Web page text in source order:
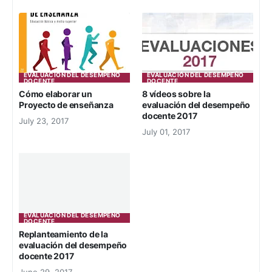
EVALUACIÓN DEL DESEMPEÑO
DOCENTE
Cómo elaborar un
Proyecto de enseñanza
July 23, 2017
EVALUACIÓN DEL DESEMPEÑO
DOCENTE
8 vídeos sobre la
evaluación del desempeño
docente 2017
July 01, 2017
EVALUACIÓN DEL DESEMPEÑO
DOCENTE
Replanteamiento de la
evaluación del desempeño
docente 2017